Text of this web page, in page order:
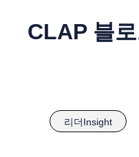
CLAP 블
리더Insight